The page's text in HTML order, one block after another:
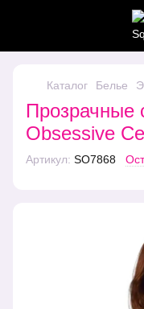
Каталог Белье
Прозрачные
Obsessive
Артикул: SO7868